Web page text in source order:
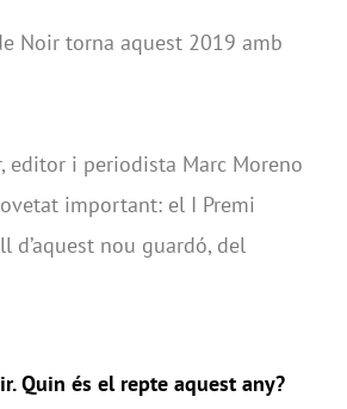
Noir torna aquest 2019 amb
editor i periodista Marc Moreno
important: el I Premi
d’aquest nou guardó, del
Quin és el repte aquest any?